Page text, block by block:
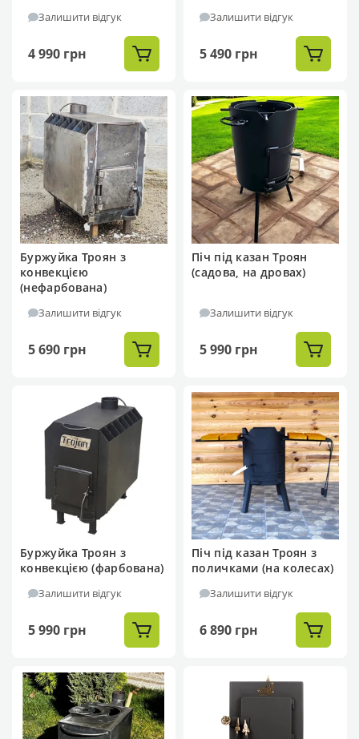
Залишити відгук
4 990 грн
Залишити відгук
5 490 грн
Буржуйка Троян з
конвекцією
(нефарбована)
Залишити відгук
5 690 грн
Піч під казан Троян
(садова, на дровах)
Залишити відгук
5 990 грн
Буржуйка Троян з
конвекцією (фарбована)
Залишити відгук
5 990 грн
Піч під казан Троян з
поличками (на колесах)
Залишити відгук
6 890 грн